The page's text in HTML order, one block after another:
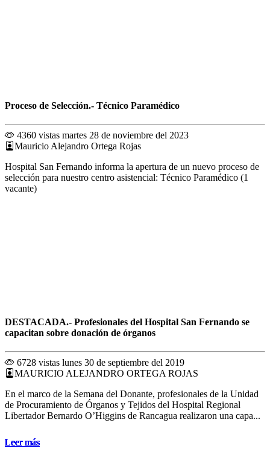
Leer más
Leer más
Leer más
Leer más
Leer más
Proceso de Selección.- Técnico Paramédico
4360 vistas martes 28 de noviembre del 2023
Mauricio Alejandro Ortega Rojas
Hospital San Fernando informa la apertura de un nuevo proceso de
selección para nuestro centro asistencial: Técnico Paramédico (1
vacante)
Leer más
DESTACADA.- Profesionales del Hospital San Fernando se
capacitan sobre donación de órganos
6728 vistas lunes 30 de septiembre del 2019
MAURICIO ALEJANDRO ORTEGA ROJAS
En el marco de la Semana del Donante, profesionales de la Unidad
de Procuramiento de Órganos y Tejidos del Hospital Regional
Libertador Bernardo O’Higgins de Rancagua realizaron una capa...
Leer más
Leer más
Leer más
Leer más
Leer más
Leer más